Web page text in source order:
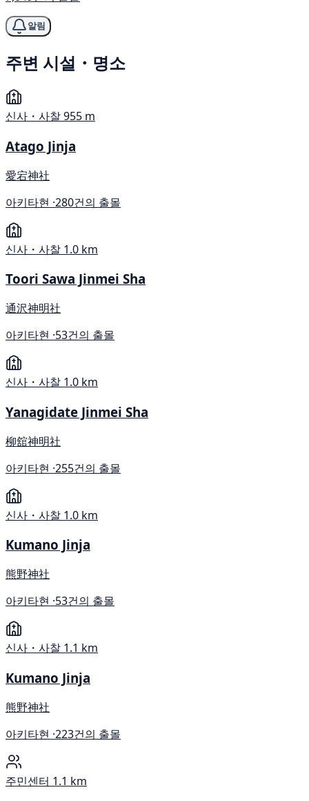
알림
주변 시설・명소
신사・사찰955 m
Atago Jinja
愛宕神社
아키타현 ·280건의 출몰
신사・사찰 1.0 km
Toori Sawa Jinmei Sha
通沢神明社
아키타현 ·53건의 출몰
신사・사찰 1.0 km
Yanagidate Jinmei Sha
柳舘神明社
아키타현 ·255건의 출몰
신사・사찰 1.0 km
Kumano Jinja
熊野神社
아키타현 ·53건의 출몰
신사・사찰 1.1 km
Kumano Jinja
熊野神社
아키타현 ·223건의 출몰
주민센터 1.1 km